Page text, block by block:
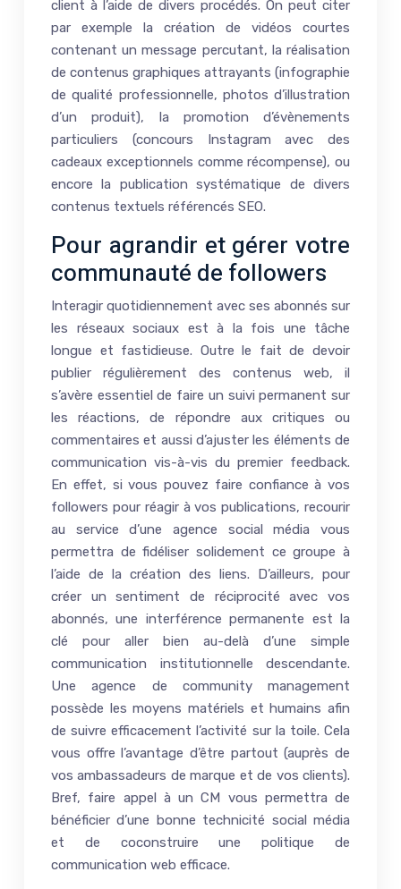
client à l’aide de divers procédés. On peut citer
par exemple la création de vidéos courtes
contenant un message percutant, la réalisation
de contenus graphiques attrayants (infographie
de qualité professionnelle, photos d’illustration
d’un produit), la promotion d’évènements
particuliers (concours Instagram avec des
cadeaux exceptionnels comme récompense), ou
encore la publication systématique de divers
contenus textuels référencés SEO.
Pour agrandir et gérer votre
communauté de followers
Interagir quotidiennement avec ses abonnés sur
les réseaux sociaux est à la fois une tâche
longue et fastidieuse. Outre le fait de devoir
publier régulièrement des contenus web, il
s’avère essentiel de faire un suivi permanent sur
les réactions, de répondre aux critiques ou
commentaires et aussi d’ajuster les éléments de
communication vis-à-vis du premier feedback.
En effet, si vous pouvez faire confiance à vos
followers pour réagir à vos publications, recourir
au service d’une agence social média vous
permettra de fidéliser solidement ce groupe à
l’aide de la création des liens. D’ailleurs, pour
créer un sentiment de réciprocité avec vos
abonnés, une interférence permanente est la
clé pour aller bien au-delà d’une simple
communication institutionnelle descendante.
Une agence de community management
possède les moyens matériels et humains afin
de suivre efficacement l’activité sur la toile. Cela
vous offre l’avantage d’être partout (auprès de
vos ambassadeurs de marque et de vos clients).
Bref, faire appel à un CM vous permettra de
bénéficier d’une bonne technicité social média
et de coconstruire une politique de
communication web efficace.